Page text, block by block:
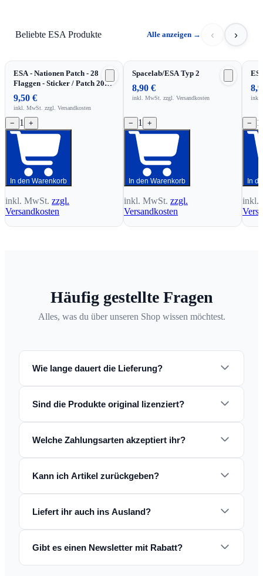
Beliebte ESA Produkte Alle anzeigen → ‹ ›
ESA - Nationen Patch - 28
Flaggen - Sticker / Patch 2026
!!
9,50 €
inkl. MwSt. zzgl. Versandkosten
− 1 +
In den Warenkorb
inkl. MwSt. zzgl.
Versandkosten
Spacelab/ESA Typ 2
8,90 €
inkl. MwSt. zzgl. Versandkosten
− 1 +
In den Warenkorb
inkl. MwSt. zzgl.
Versandkosten
inkl.
− 1
In
inkl.
Häufig gestellte Fragen
Alles, was du über unseren Shop wissen möchtest.
Wie lange dauert die Lieferung?
Sind die Produkte original lizenziert?
Welche Zahlungsarten akzeptiert ihr?
Kann ich Artikel zurückgeben?
Liefert ihr auch ins Ausland?
Gibt es einen Newsletter mit Rabatt?